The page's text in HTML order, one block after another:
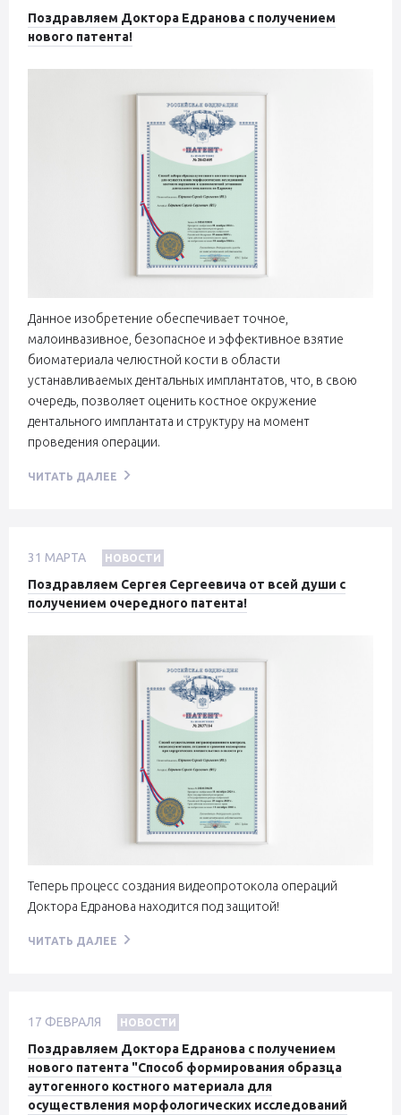
Поздравляем Доктора Едранова с получением
нового патента!
Данное изобретение обеспечивает точное,
малоинвазивное, безопасное и эффективное взятие
биоматериала челюстной кости в области
устанавливаемых дентальных имплантатов, что, в свою
очередь, позволяет оценить костное окружение
дентального имплантата и структуру на момент
проведения операции.
ЧИТАТЬ ДАЛЕЕ
31 МАРТА НОВОСТИ
Поздравляем Сергея Сергеевича от всей души с
получением очередного патента!
Теперь процесс создания видеопротокола операций
Доктора Едранова находится под защитой!
ЧИТАТЬ ДАЛЕЕ
17 ФЕВРАЛЯ НОВОСТИ
Поздравляем Доктора Едранова с получением
нового патента "Способ формирования образца
аутогенного костного материала для
осуществления морфологических исследований